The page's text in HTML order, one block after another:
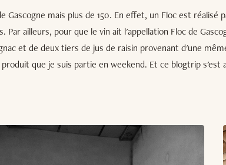
Gascogne mais plus de 150. En effet, un Floc est réalisé
Par ailleurs, pour que le vin ait l'appellation Floc de
et de deux tiers de jus de raisin provenant d'une
que je suis partie en weekend. Et ce blogtrip s'est